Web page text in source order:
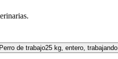
Perro de trabajo25 kg, entero, trabajando